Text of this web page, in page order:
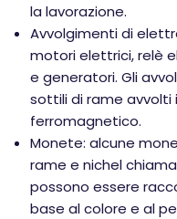
la lavorazione.
Avvolgimenti di
motori elettrici, relè
e generatori. Gli
sottili di rame avvolti
ferromagnetico.
Monete: alcune
rame e nichel
possono essere
base al colore e al